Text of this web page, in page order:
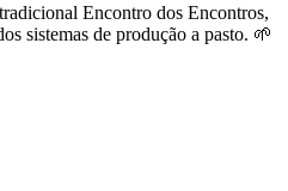
Encontro dos Encontros,
sistemas de produção a pasto. 🌱